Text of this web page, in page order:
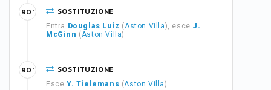
SOSTITUZIONE
Entra Douglas Luiz (Aston Villa), esce J.
McGinn (Aston Villa)
90'
SOSTITUZIONE
Esce Y. Tielemans (Aston Villa)
90'